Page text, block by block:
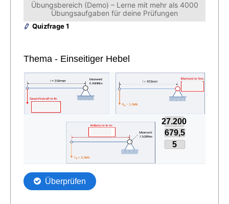
Übungsbereich (Demo) – Lerne mit mehr als 4000
Übungsaufgaben für deine Prüfungen
Quizfrage 1